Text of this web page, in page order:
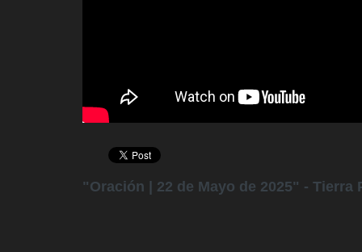
"Oración | 22 de Mayo de 2025" - Tierra